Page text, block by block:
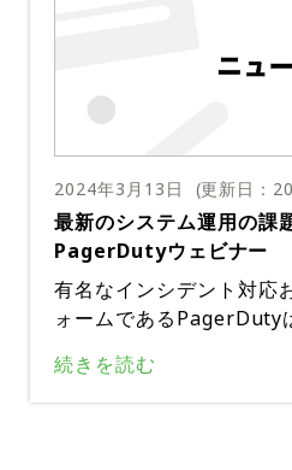
経常収益（ARR）は前年
07%で、前年の120%か
た、ARRが10万ドルを超
RRが100万ドルを超える
顧客の増加も報告した。
スの拡大とエンタープラ
化における同社の成功を
Dutyのイノベーションと
組みは、インシデント管
化を目的とした最近の
さらに実証された。同社
ジタルオペレーションの
ザーであるJCBのケース
て、金融業界内での
ドネイティブテクノロジ
の取り組みに焦点を当て
トル：JCBが取り組む「
時：4月17日（水）12:00
方 和樹氏（株式会社ジェ
本部デジタルソリューシ
グループ）金融セクター
じてサービスを迅速に更
ドネイティブテクノロジ
られている。ただし、こ
2024年3月13日 (更新日：
最新のシステム運用の課
PagerDutyウェビナー
有名なインシデント対応
ォームであるPagerDuty
ラクチャー管理に対する
を当てた啓発的なウェビ
・ウェビナータイトル：
続きを読む